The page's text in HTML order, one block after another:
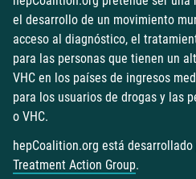
el desarrollo de un movimiento
acceso al diagnóstico, el
para las personas que tienen un
VHC en los países de ingresos
para los usuarios de drogas y las
o VHC.
hepCoalition.org está desarrollado
Treatment Action Group.